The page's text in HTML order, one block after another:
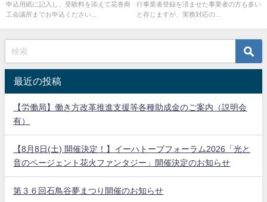
申込用紙に記入し、受験料を添えて花巻商
工会議所までお申込ください...
行事業者登録を済ませた事業者の方も多い
と存じますが、実務対応の...
最近の投稿
【労働局】働き方改革推進支援等各種助成金のご案内（説明会
有）
【8月8日(土) 開催決定！】イーハトーブフォーラム2026「光と
音のページェント花火ファンタジー」開催決定のお知らせ
第３６回石鳥谷夢まつり開催のお知らせ